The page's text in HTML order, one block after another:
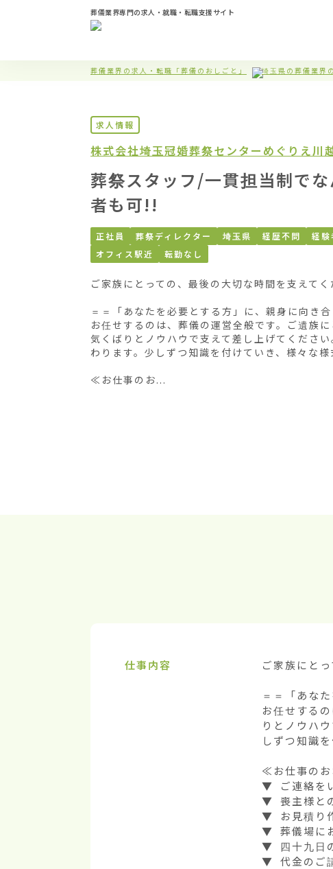
葬儀業界専門の求人・就職・転職支援サイト
葬儀業界の求人・転職「葬儀のおしごと」 埼玉県の葬儀業界
求人情報
株式会社埼玉冠婚葬祭センター めぐりえ川
葬祭スタッフ/一貫担当制で
者も可!!
正社員 葬祭ディレクター 埼玉県 経歴不問 経験
オフィス駅近
転勤なし
ご家族にとっての、最後の大切な時間を支えてく
＝＝「あなたを必要とする方」に、親身に向き
お任せするのは、葬儀の運営全般です。ご遺族
気くばりとノウハウで支えて差し上げてくださ
わります。少しずつ知識を付けていき、様々な
≪お仕事のお...
仕事内容 ご家族にと
＝＝「あな
お任せする
りとノウハ
しずつ知識
≪お仕事の
▼ ご連絡を
▼ 喪主様と
▼ お見積り
▼ 葬儀場に
▼ 四十九日
▼ 代金のご